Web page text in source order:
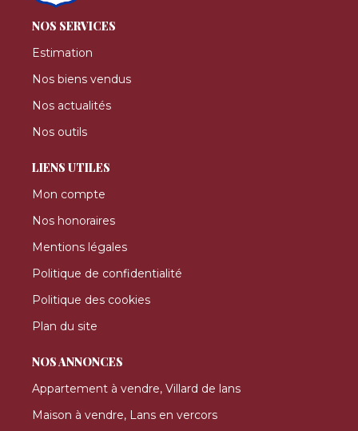
NOS SERVICES
Estimation
Nos biens vendus
Nos actualités
Nos outils
LIENS UTILES
Mon compte
Nos honoraires
Mentions légales
Politique de confidentialité
Politique des cookies
Plan du site
NOS ANNONCES
Appartement à vendre, Villard de lans
Maison à vendre, Lans en vercors